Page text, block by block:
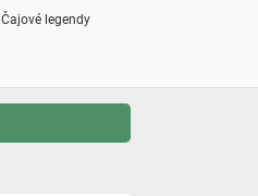
Čajové legendy